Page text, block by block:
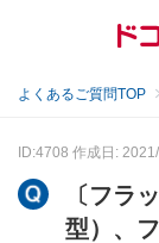
よくあるご質問TOP
ID:4708 作成日:
〔フラ
型）、